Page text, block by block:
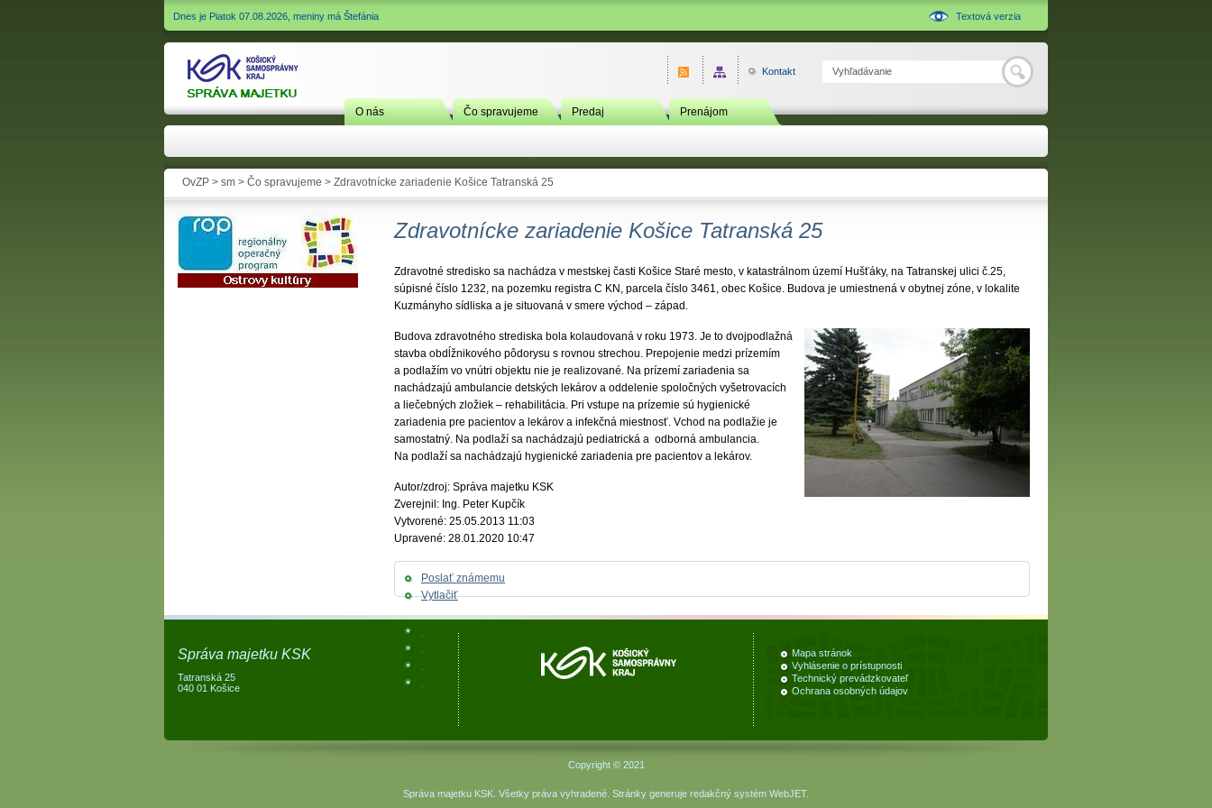
Textová verzia
Dnes je Piatok 07.08.2026, meniny má Štefánia
Hľadať
Kontakt
O nás Čo spravujeme Predaj Prenájom
OvZP > sm > Čo spravujeme > Zdravotnícke zariadenie Košice Tatranská 25
Zdravotnícke zariadenie Košice Tatranská 25
Zdravotné stredisko sa nachádza v mestskej časti Košice Staré mesto, v katastrálnom území Hušťáky, na Tatranskej ulici č.25,
súpisné číslo 1232, na pozemku registra C KN, parcela číslo 3461, obec Košice. Budova je umiestnená v obytnej zóne, v lokalite
Kuzmányho sídliska a je situovaná v smere východ – západ.
Budova zdravotného strediska bola kolaudovaná v roku 1973. Je to dvojpodlažná
stavba obdĺžnikového pôdorysu s rovnou strechou. Prepojenie medzi prízemím
a podlažím vo vnútri objektu nie je realizované. Na prízemí zariadenia sa
nachádzajú ambulancie detských lekárov a oddelenie spoločných vyšetrovacích
a liečebných zložiek – rehabilitácia. Pri vstupe na prízemie sú hygienické
zariadenia pre pacientov a lekárov a infekčná miestnosť. Vchod na podlažie je
samostatný. Na podlaží sa nachádzajú pediatrická a odborná ambulancia.
Na podlaží sa nachádzajú hygienické zariadenia pre pacientov a lekárov.
Autor/zdroj: Správa majetku KSK
Zverejnil: Ing. Peter Kupčík
Vytvorené: 25.05.2013 11:03
Upravené: 28.01.2020 10:47
Poslať známemu
Vytlačiť
Správa majetku KSK
Tatranská 25
040 01 Košice
Mapa stránok
Vyhlásenie o prístupnosti
Technický prevádzkovateľ
Ochrana osobných údajov
Copyright © 2021
Správa majetku KSK. Všetky práva vyhradené. Stránky generuje redakčný systém WebJET.